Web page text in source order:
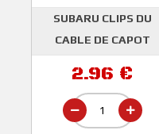
SUBARU CLIPS DU
CABLE DE CAPOT
WRX/STI 2001-2014 et
SUBARU
2.96 €